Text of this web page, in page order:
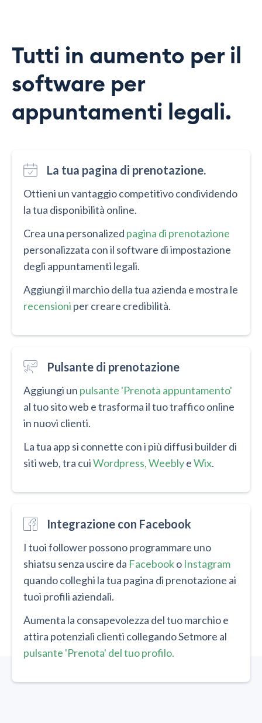
Tutti in aumento per il
software per
appuntamenti legali.
La tua pagina di prenotazione.
Ottieni un vantaggio competitivo condividendo
la tua disponibilità online.
Crea una personalized pagina di prenotazione
personalizzata con il software di impostazione
degli appuntamenti legali.
Aggiungi il marchio della tua azienda e mostra le
recensioni per creare credibilità.
Pulsante di prenotazione
Aggiungi un pulsante 'Prenota appuntamento'
al tuo sito web e trasforma il tuo traffico online
in nuovi clienti.
La tua app si connette con i più diffusi builder di
siti web, tra cuiWordpress,WeeblyeWix.
Integrazione con Facebook
I tuoi follower possono programmare uno
shiatsu senza uscire da Facebooko Instagram
quando colleghi la tua pagina di prenotazione ai
tuoi profili aziendali.
Aumenta la consapevolezza del tuo marchio e
attira potenziali clienti collegando Setmore al
pulsante 'Prenota' del tuo profilo.